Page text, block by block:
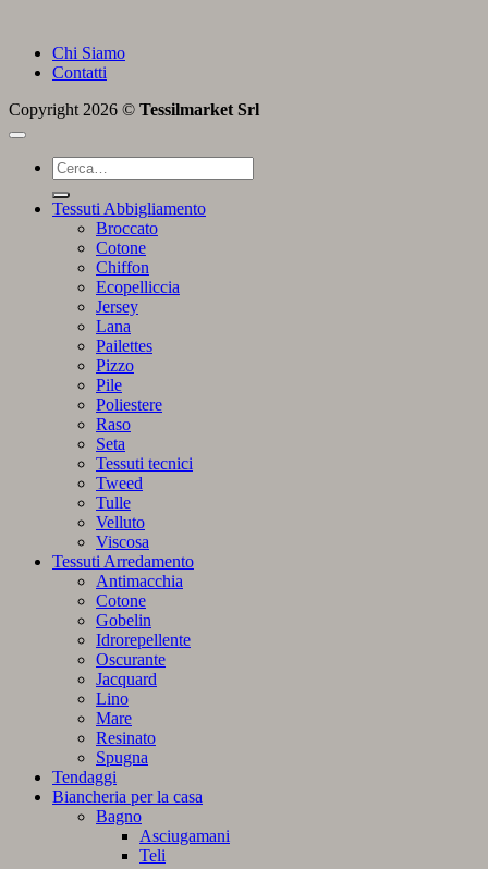
Chi Siamo
Contatti
Copyright 2026 © Tessilmarket Srl
Cerca:
Tessuti Abbigliamento
Broccato
Cotone
Chiffon
Ecopelliccia
Jersey
Lana
Pailettes
Pizzo
Pile
Poliestere
Raso
Seta
Tessuti tecnici
Tweed
Tulle
Velluto
Viscosa
Tessuti Arredamento
Antimacchia
Cotone
Gobelin
Idrorepellente
Oscurante
Jacquard
Lino
Mare
Resinato
Spugna
Tendaggi
Biancheria per la casa
Bagno
Asciugamani
Teli